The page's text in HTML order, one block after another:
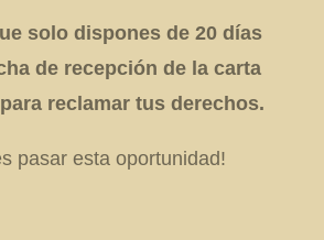
solo dispones de 20 días
de recepción de la carta
reclamar tus derechos.
pasar esta oportunidad!